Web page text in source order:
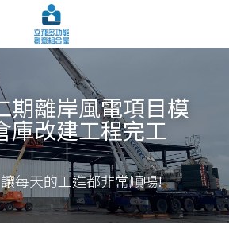
期離岸風電項目模
庫改建工程完工
每天的工進都非常順暢!